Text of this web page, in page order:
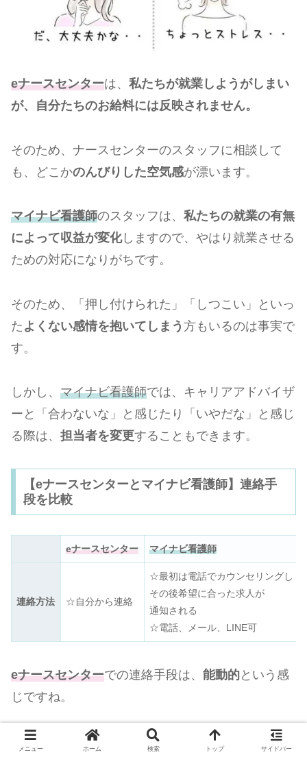
eナースセンターは、 私たちが就業しようがしまい
が、自分たちのお給料には反映されません。
そのため、ナースセンターのスタッフに相談して
も、どこかのんびりした空気感が漂います。
マイナビ看護師のスタッフは、 私たちの就業の有無
によって収益が変化しますので、やはり就業させる
ための対応になりがちです。
そのため、「押し付けられた」「しつこい」といっ
た よくない感情を抱いてしまう 方もいるのは事実で
す。
しかし、 マイナビ看護師では、キャリアアドバイザ
ーと「合わないな」と感じたり「いやだな」と感じ
る際は、 担当者を変更することもできます。
【eナースセンターとマイナビ看護師】連絡手
段を比較
eナースセンター マイナビ看護師
連絡方法 ☆自分から連絡
☆最初は電話でカウンセリングし
その後希望に合った求人が
通知される
☆電話、メール、LINE可
eナースセンターでの連絡手段は、 能動的という感
じですね。
あなた自身が主体となって動く分、 気楽
ではありま
メニュー ホーム 検索 トップ サイドバー